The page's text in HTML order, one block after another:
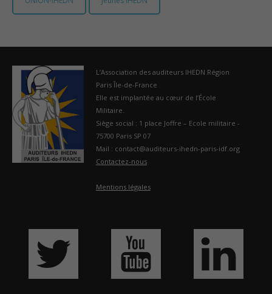
L’Association des auditeurs IHEDN Région
Paris Île-de-France
Elle est implantée au cœur de l’École
Militaire.
Siège social : 1 place Joffre – Ecole militaire -
75700 Paris SP 07
Mail : contact@auditeurs-ihedn-paris-idf.org
Contactez-nous
Mentions légales